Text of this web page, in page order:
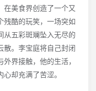
在美食界创造了一个又
残酷的玩笑，一场突如
从五彩斑斓坠入无尽的
散。李宝庭将自己封闭
界接触，他的生活，
却充满了苦涩。